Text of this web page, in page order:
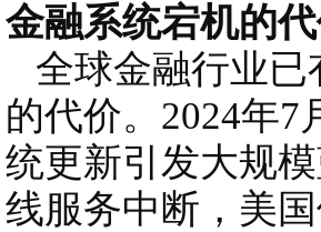
金融系统宕机的
全球金融行业已
的代价。2024年7
统更新引发大规
线服务中断，美